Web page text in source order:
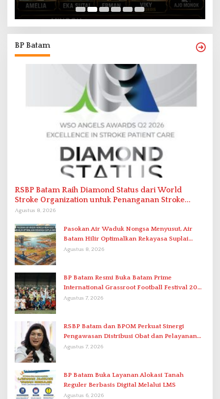
BP Batam
RSBP Batam Raih Diamond Status dari World
Stroke Organization untuk Penanganan Stroke
Berstandar Internasional
Agustus 8, 2026
Pasokan Air Waduk Nongsa Menyusut, Air
Batam Hilir Optimalkan Rekayasa Suplai
Antar-IPAM
Agustus 8, 2026
BP Batam Resmi Buka Batam Prime
International Grassroot Football Festival 2026
di Stadion Temenggung Abdul Jamal
Agustus 7, 2026
RSBP Batam dan BPOM Perkuat Sinergi
Pengawasan Distribusi Obat dan Pelayanan
Kefarmasian
Agustus 7, 2026
BP Batam Buka Layanan Alokasi Tanah
Reguler Berbasis Digital Melalui LMS
Agustus 6, 2026